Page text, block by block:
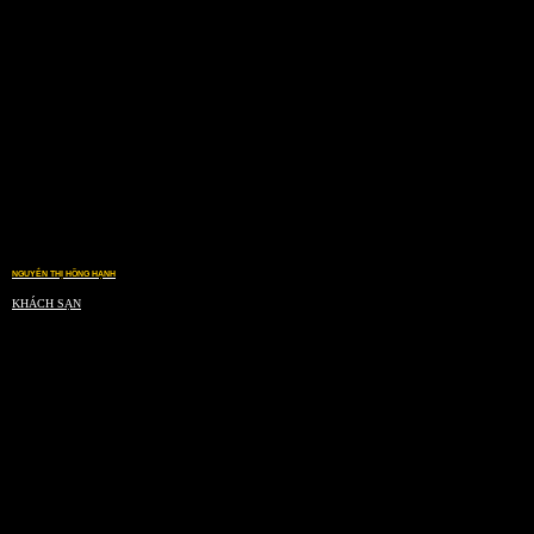
NGUYỄN THỊ HỒNG HẠNH
KHÁCH SẠN